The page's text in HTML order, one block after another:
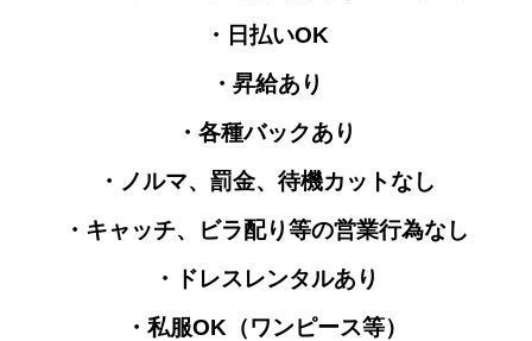
・日払いOK
・昇給あり
・各種バックあり
・ノルマ、罰金、待機カットなし
・キャッチ、ビラ配り等の営業行為なし
・ドレスレンタルあり
・私服OK（ワンピース等）